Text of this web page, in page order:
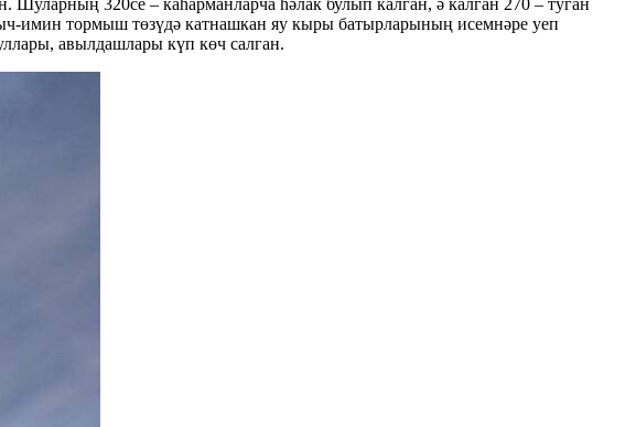
имин тормыш төзүдә катнашкан яу кыры батырларының исемнәре уеп
авылдашлары күп көч салган.